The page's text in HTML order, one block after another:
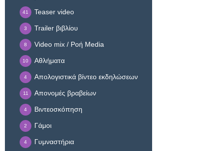
Teaser video
41
Trailer βιβλίου
3
Video mix / Ροή Media
8
Αθλήματα
10
Απολογιστικά βίντεο εκδηλώσεων
4
Απονομές βραβείων
11
Βιντεοσκόπηση
4
Γάμοι
2
Γυμναστήρια
4